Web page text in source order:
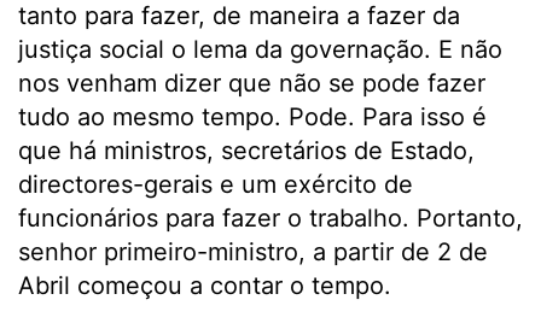
tanto para fazer, de maneira a fazer da
justiça social o lema da governação. E não
nos venham dizer que não se pode fazer
tudo ao mesmo tempo. Pode. Para isso é
que há ministros, secretários de Estado,
directores-gerais e um exército de
funcionários para fazer o trabalho. Portanto,
senhor primeiro-ministro, a partir de 2 de
Abril começou a contar o tempo.